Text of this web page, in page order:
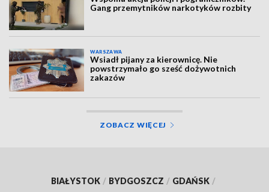
Gang przemytników narkotyków rozbity
WARSZAWA
Wsiadł pijany za kierownicę. Nie
powstrzymało go sześć dożywotnich
zakazów
ZOBACZ WIĘCEJ
BIAŁYSTOK / BYDGOSZCZ / GDAŃSK /